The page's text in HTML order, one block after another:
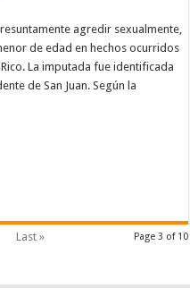
agredir sexualmente,
de edad en hechos ocurridos
La imputada fue identificada
de San Juan. Según la
Page 3 of 10
Last »